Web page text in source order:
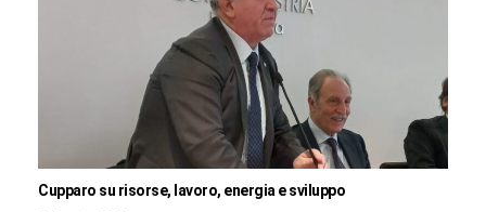
Cupparo su risorse, lavoro, energia e sviluppo